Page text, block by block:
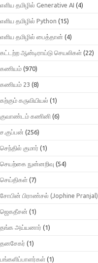
எளிய தமிழில் Generative AI (4)
எளிய தமிழில் Python (15)
எளிய தமிழில் பைத்தான் (4)
கட்டற்ற ஆன்டிராய்டு செயலிகள் (22)
கணியம் (970)
கணியம் 23 (8)
கற்கும் கருவியியல் (1)
குவாண்டம் கணினி (6)
ச.குப்பன் (256)
செந்தில் குமார் (1)
செயற்கை நுன்னறிவு (54)
செய்திகள் (7)
சோபின் பிராண்சல் (Jophine Pranjal)
ஜெகதீசன் (1)
தங்க அய்யனார் (1)
தனசேகர் (1)
பங்களிப்பாளர்கள் (1)